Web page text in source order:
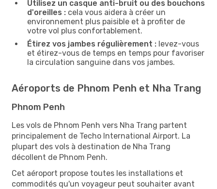
Utilisez un casque anti-bruit ou des bouchons
d'oreilles : cela vous aidera à créer un
environnement plus paisible et à profiter de
votre vol plus confortablement.
Étirez vos jambes régulièrement : levez-vous
et étirez-vous de temps en temps pour favoriser
la circulation sanguine dans vos jambes.
Aéroports de Phnom Penh et Nha Trang
Phnom Penh
Les vols de Phnom Penh vers Nha Trang partent
principalement de Techo International Airport. La
plupart des vols à destination de Nha Trang
décollent de Phnom Penh.
Cet aéroport propose toutes les installations et
commodités qu'un voyageur peut souhaiter avant